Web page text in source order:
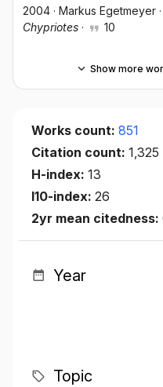
2004 · Markus Egetmeyer ·
Chypriotes · 10
Show more
Works count: 851
Citation count: 1,325
H-index: 13
I10-index: 26
2yr mean citedness:
Year
Topic